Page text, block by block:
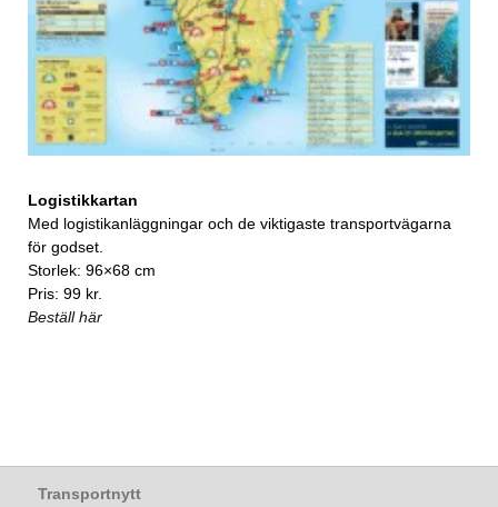
Logistikkartan
Med logistikanläggningar och de viktigaste transportvägarna
för godset.
Storlek: 96×68 cm
Pris: 99 kr.
Beställ här
Transportnytt